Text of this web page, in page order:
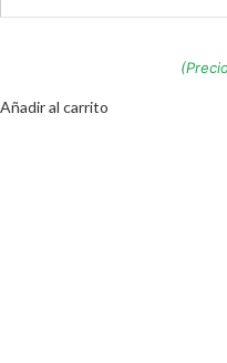
Añadir al carrito